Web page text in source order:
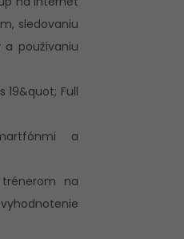
sledovaniu
používaniu
19&quot; Full
a
na